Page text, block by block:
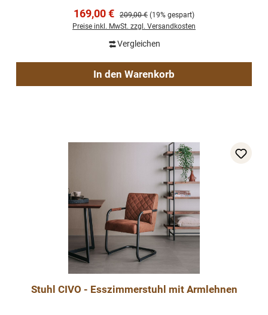
Verkaufspreis:
169,00 € Regulärer Preis:
209,00 € (19% gespart)
Preise inkl. MwSt. zzgl. Versandkosten
Vergleichen
In den Warenkorb
Stuhl CIVO - Esszimmerstuhl mit Armlehnen